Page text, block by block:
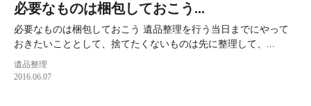
必要なものは梱包しておこう...
必要なものは梱包しておこう 遺品整理を行う当日までにやって
おきたいこととして、捨てたくないものは先に整理して、...
遺品整理
2016.06.07